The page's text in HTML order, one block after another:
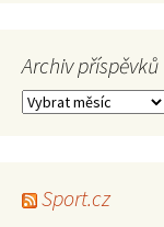
Archiv příspěvků
Archiv
Sport.cz